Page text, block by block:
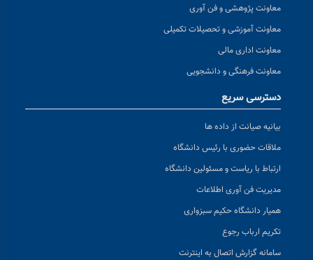
معاونت پژوهشی و فن آوری
معاونت آموزشی و تحصیلات تکمیلی
معاونت اداری مالی
معاونت فرهنگی و دانشجویی
دسترسی سریع
بیانیه صیانت از داده ها
ملاقات حضوری با رئیس دانشگاه
ارتباط با ریاست و مسئولین دانشگاه
مدیریت فن آوری اطلاعات
همیار دانشگاه حکیم سبزواری
تکریم ارباب رجوع
سامانه گزارش اتصال به اینترنت